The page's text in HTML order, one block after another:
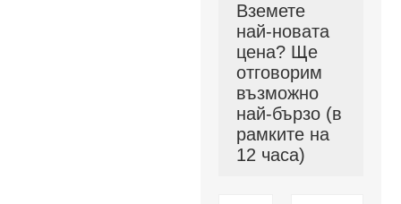
Вземете
най-новата
цена? Ще
отговорим
възможно
най-бързо (в
рамките на
12 часа)